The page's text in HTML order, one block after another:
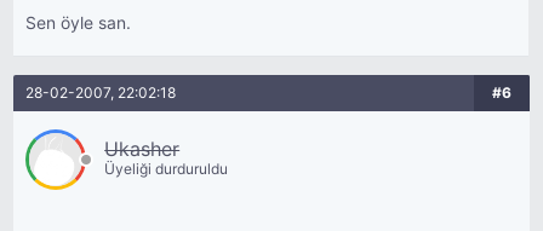
Sen öyle san.
28-02-2007, 22:02:18 #6
Ukasher
Üyeliği durduruldu